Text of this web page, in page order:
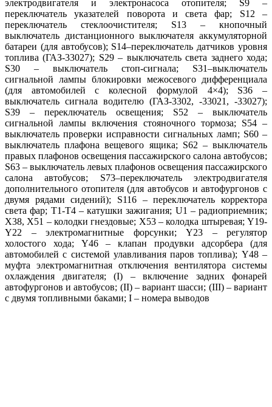
электродвигателя и электронасоса отопителя; S9 –
переключатель указателей поворота и света фар; S12 –
переключатель стеклоочистителя; S13 – кнопочный
выключатель дистанционного выключателя аккумуляторной
батареи (для автобусов); S14–переключатель датчиков уровня
топлива (ГАЗ-33027); S29 – выключатель света заднего хода;
S30 – выключатель стоп-сигнала; S31–выключатель
сигнальной лампы блокировки межосевого дифференциала
(для автомобилей с колесной формулой 4×4); S36 –
выключатель сигнала водителю (ГАЗ-3302, -33021, -33027);
S39 – переключатель освещения; S52 – выключатель
сигнальной лампы включения стояночного тормоза; S54 –
выключатель проверки исправности сигнальных ламп; S60 –
выключатель плафона вещевого ящика; S62 – выключатель
правых плафонов освещения пассажирского салона автобусов;
S63 – выключатель левых плафонов освещения пассажирского
салона автобусов; S73–переключатель электродвигателя
дополнительного отопителя (для автобусов и автофургонов с
двумя рядами сидений); S116 – переключатель корректора
света фар; Т1-Т4 – катушки зажигания; U1 – радиоприемник;
Х38, Х51 – колодки гнездовые; Х53 – колодка штыревая; Y19-
Y22 – электромагнитные форсунки; Y23 – регулятор
холостого хода; Y46 – клапан продувки адсорбера (для
автомобилей с системой улавливания паров топлива); Y48 –
муфта электромагнитная отключения вентилятора системы
охлаждения двигателя; (I) – включение задних фонарей
автофургонов и автобусов; (II) – вариант шасси; (III) – вариант
с двумя топливными баками; I – номера выводов